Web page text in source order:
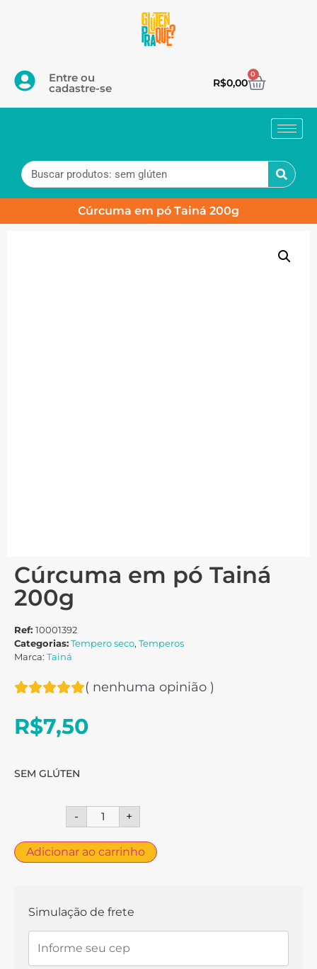
Entre ou
cadastre-se R$0,00
0
Cúrcuma em pó Tainá 200g
Cúrcuma em pó Tainá
200g
Ref: 10001392
Categorias:Tempero seco, Temperos
Marca: Tainá
( nenhuma opinião )
R$7,50
SEM GLÚTEN
- +
Adicionar ao carrinho
Simulação de frete